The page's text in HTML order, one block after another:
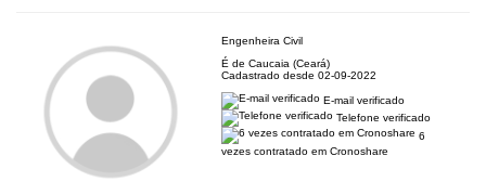
Engenheira Civil
É de Caucaia (Ceará)
Cadastrado desde 02-09-2022
E-mail verificado
Telefone verificado
6
vezes contratado em Cronoshare